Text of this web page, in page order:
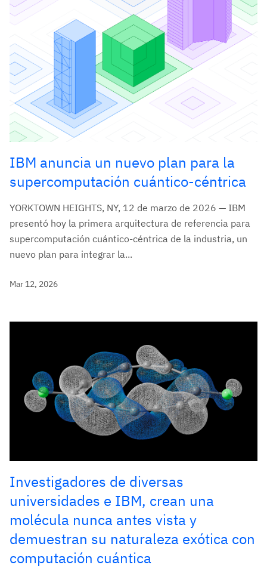
IBM anuncia un nuevo plan para la
supercomputación cuántico-céntrica
YORKTOWN HEIGHTS, NY, 12 de marzo de 2026 — IBM
presentó hoy la primera arquitectura de referencia para
supercomputación cuántico-céntrica de la industria, un
nuevo plan para integrar la...
Mar 12, 2026
Investigadores de diversas
universidades e IBM, crean una
molécula nunca antes vista y
demuestran su naturaleza exótica con
computación cuántica